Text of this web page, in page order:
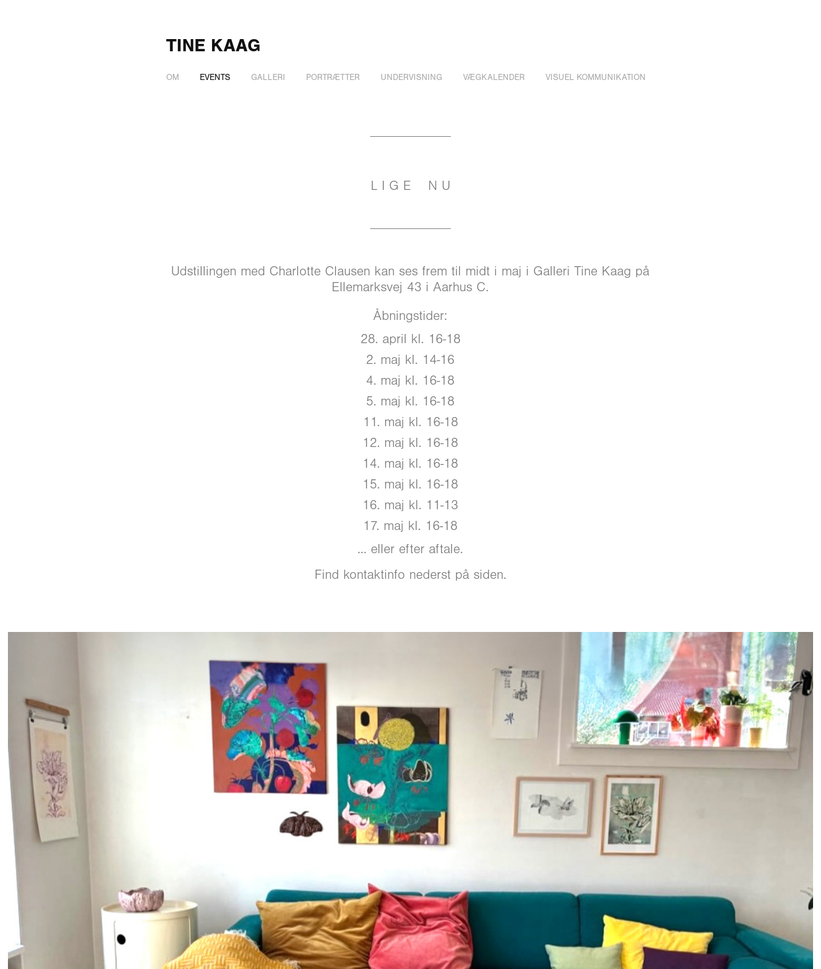
TINE KAAG
OM EVENTS GALLERI PORTRÆTTER UNDERVISNING VÆGKALENDER VISUEL KOMMUNIKATION
L I G E N U
Udstillingen med Charlotte Clausen kan ses frem til midt i maj i Galleri Tine Kaag på
Ellemarksvej 43 i Aarhus C.
Åbningstider:
28. april kl. 16-18
2. maj kl. 14-16
4. maj kl. 16-18
5. maj kl. 16-18
11. maj kl. 16-18
12. maj kl. 16-18
14. maj kl. 16-18
15. maj kl. 16-18
16. maj kl. 11-13
17. maj kl. 16-18
... eller efter aftale.
Find kontaktinfo nederst på siden.